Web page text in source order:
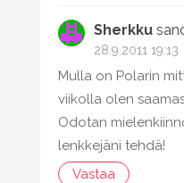
Sherkku
28.9.2011 19:13
Mulla on Polarin
viikolla olen
Odotan
lenkkejäni tehdä!
Vastaa